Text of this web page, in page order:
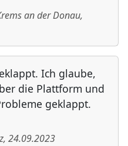
an der Donau,
Ich glaube,
die Plattform und
geklappt.
, 24.09.2023